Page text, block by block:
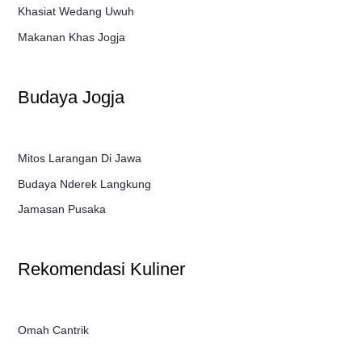
Khasiat Wedang Uwuh
Makanan Khas Jogja
Budaya Jogja
Mitos Larangan Di Jawa
Budaya Nderek Langkung
Jamasan Pusaka
Rekomendasi Kuliner
Omah Cantrik